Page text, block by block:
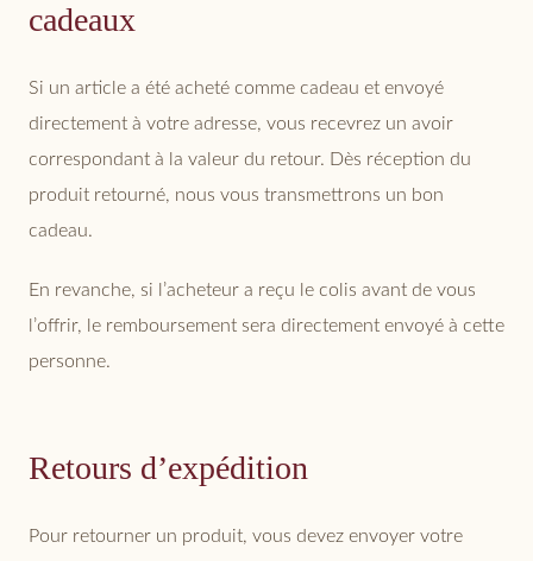
cadeaux
Si un article a été acheté comme cadeau et envoyé
directement à votre adresse, vous recevrez un avoir
correspondant à la valeur du retour. Dès réception du
produit retourné, nous vous transmettrons un bon
cadeau.
En revanche, si l’acheteur a reçu le colis avant de vous
l’offrir, le remboursement sera directement envoyé à cette
personne.
Retours d’expédition
Pour retourner un produit, vous devez envoyer votre